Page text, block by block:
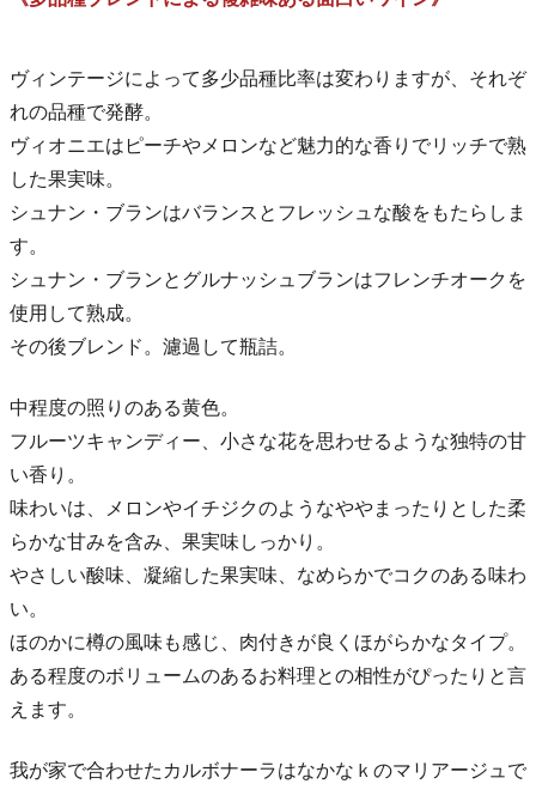
ヴィンテージによって多少品種比率は変わりますが、それぞ
れの品種で発酵。
ヴィオニエはピーチやメロンなど魅力的な香りでリッチで熟
した果実味。
シュナン・ブランはバランスとフレッシュな酸をもたらしま
す。
シュナン・ブランとグルナッシュブランはフレンチオークを
使用して熟成。
その後ブレンド。濾過して瓶詰。
中程度の照りのある黄色。
フルーツキャンディー、小さな花を思わせるような独特の甘
い香り。
味わいは、メロンやイチジクのようなややまったりとした柔
らかな甘みを含み、果実味しっかり。
やさしい酸味、凝縮した果実味、なめらかでコクのある味わ
い。
ほのかに樽の風味も感じ、肉付きが良くほがらかなタイプ。
ある程度のボリュームのあるお料理との相性がぴったりと言
えます。
我が家で合わせたカルボナーラはなかなｋのマリアージュで